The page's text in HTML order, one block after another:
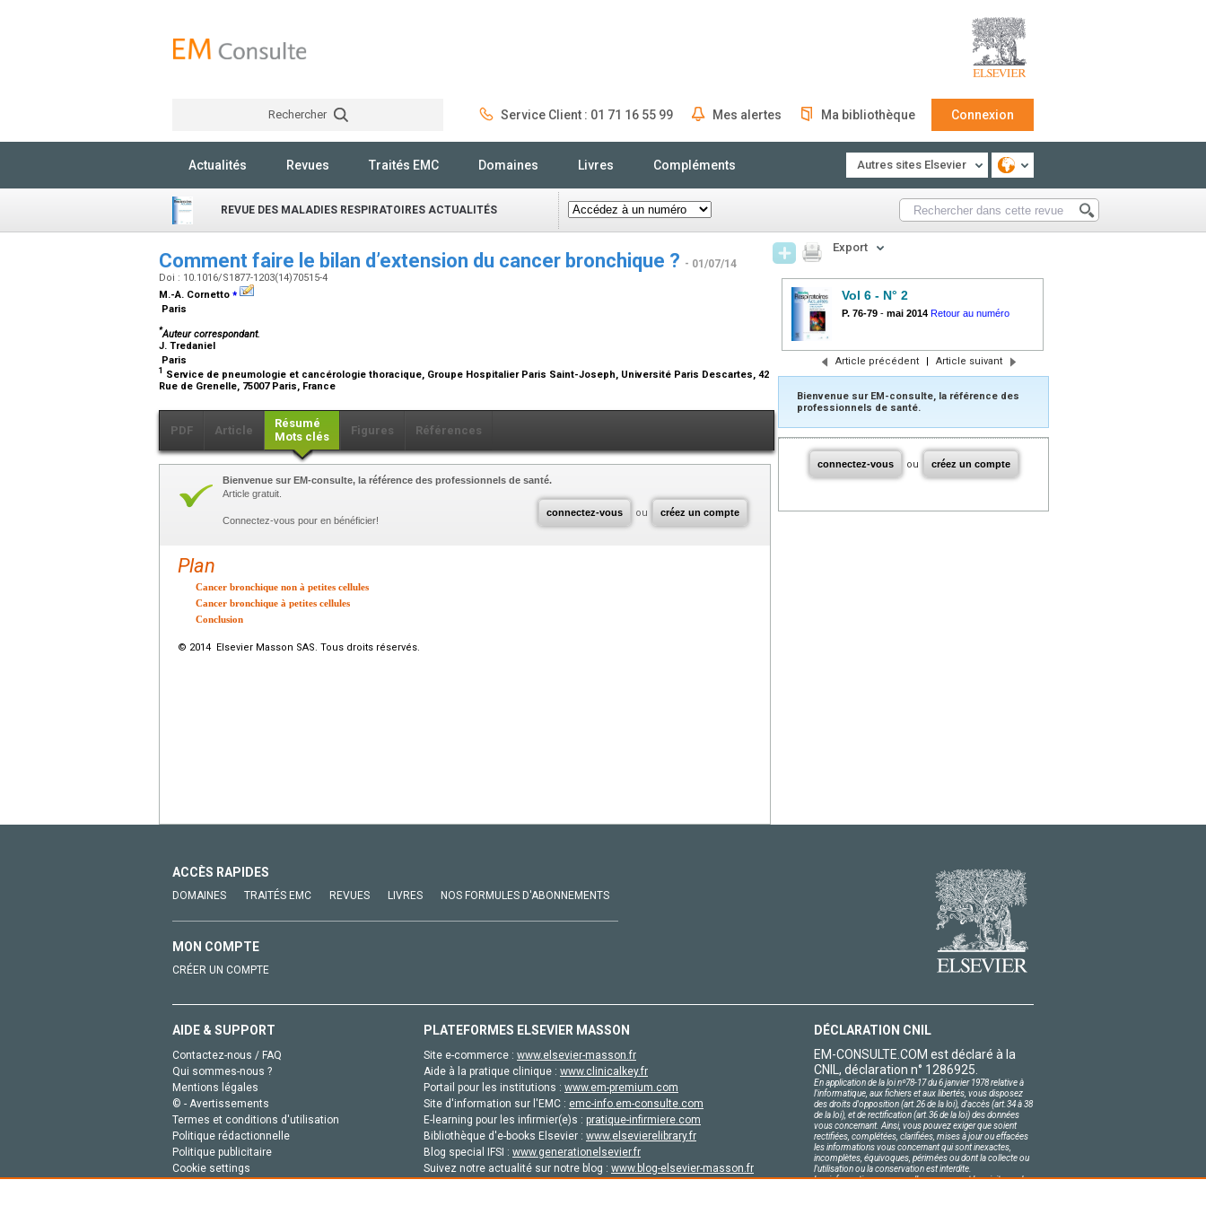
Rechercher Service Client : 01 71 16 55 99 Mes alertes Ma bibliothèque Connexion
Actualités Revues Traités EMC Domaines Livres Compléments Autres sites Elsevier
REVUE DES MALADIES RESPIRATOIRES ACTUALITÉS
Comment faire le bilan d’extension du cancer bronchique ? - 01/07/14
Doi : 10.1016/S1877-1203(14)70515-4
M.-A. Cornetto ⁎
Paris
*Auteur correspondant.
J. Tredaniel
Paris
1 Service de pneumologie et cancérologie thoracique, Groupe Hospitalier Paris Saint-Joseph, Université Paris Descartes, 42
Rue de Grenelle, 75007 Paris, France
PDF Article
Résumé
Mots clés
Figures Références
connectez-vous ou créez un compte
Bienvenue sur EM-consulte, la référence des professionnels de santé.
Article gratuit.
Connectez-vous pour en bénéficier!
Plan
Cancer bronchique non à petites cellules
Cancer bronchique à petites cellules
Conclusion
© 2014 Elsevier Masson SAS. Tous droits réservés.
Export
Vol 6 - N° 2
P. 76-79 - mai 2014 Retour au numéro
Article précédent | Article suivant
Bienvenue sur EM-consulte, la référence des
professionnels de santé.
connectez-vous ou créez un compte
ACCÈS RAPIDES
DOMAINES TRAITÉS EMC REVUES LIVRES NOS FORMULES D'ABONNEMENTS
MON COMPTE
CRÉER UN COMPTE
AIDE & SUPPORT
Contactez-nous / FAQ
Qui sommes-nous ?
Mentions légales
© - Avertissements
Termes et conditions d'utilisation
Politique rédactionnelle
Politique publicitaire
Cookie settings
PLATEFORMES ELSEVIER MASSON
Site e-commerce : www.elsevier-masson.fr
Aide à la pratique clinique : www.clinicalkey.fr
Portail pour les institutions : www.em-premium.com
Site d'information sur l'EMC : emc-info.em-consulte.com
E-learning pour les infirmier(e)s : pratique-infirmiere.com
Bibliothèque d'e-books Elsevier : www.elsevierelibrary.fr
Blog special IFSI : www.generationelsevier.fr
Suivez notre actualité sur notre blog : www.blog-elsevier-masson.fr
DÉCLARATION CNIL
EM-CONSULTE.COM est déclaré à la
CNIL, déclaration n° 1286925.
En application de la loi nº78-17 du 6 janvier 1978 relative à
l'informatique, aux fichiers et aux libertés, vous disposez
des droits d'opposition (art.26 de la loi), d'accès (art.34 à 38
de la loi), et de rectification (art.36 de la loi) des données
vous concernant. Ainsi, vous pouvez exiger que soient
rectifiées, complétées, clarifiées, mises à jour ou effacées
les informations vous concernant qui sont inexactes,
incomplètes, équivoques, périmées ou dont la collecte ou
l'utilisation ou la conservation est interdite.
Les informations personnelles concernant les visiteurs de